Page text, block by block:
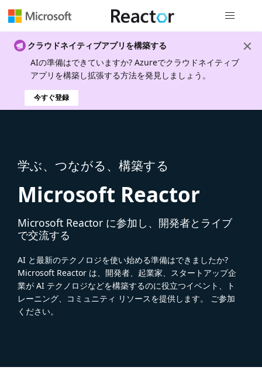
クラウドネイティブアプリを構築する
AIの準備はできていますか? Azureでクラウドネイティブ
アプリを構築し拡張する方法を発見しましょう。
今すぐ登録
学ぶ、つながる、構築する
Microsoft Reactor
Microsoft Reactor に参加し、開発者とライブ
で交流する
AI と最新のテクノロジを使い始める準備はできましたか?
Microsoft Reactor は、開発者、起業家、スタートアップ企
業が AI テクノロジなどを構築するのに役立つイベント、ト
レーニング、コミュニティ リソースを提供します。 ご参加
ください。